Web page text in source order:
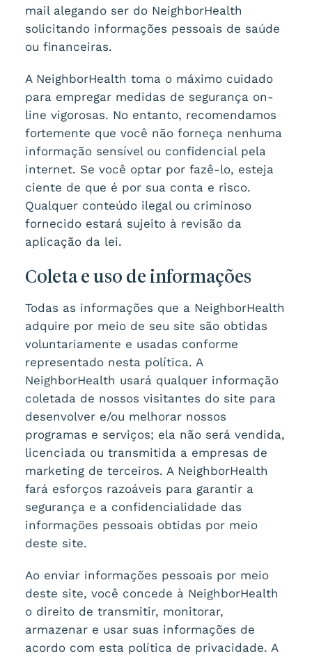
mail alegando ser do NeighborHealth
solicitando informações pessoais de saúde
ou financeiras.
A NeighborHealth toma o máximo cuidado
para empregar medidas de segurança on-
line vigorosas. No entanto, recomendamos
fortemente que você não forneça nenhuma
informação sensível ou confidencial pela
internet. Se você optar por fazê-lo, esteja
ciente de que é por sua conta e risco.
Qualquer conteúdo ilegal ou criminoso
fornecido estará sujeito à revisão da
aplicação da lei.
Coleta e uso de informações
Todas as informações que a NeighborHealth
adquire por meio de seu site são obtidas
voluntariamente e usadas conforme
representado nesta política. A
NeighborHealth usará qualquer informação
coletada de nossos visitantes do site para
desenvolver e/ou melhorar nossos
programas e serviços; ela não será vendida,
licenciada ou transmitida a empresas de
marketing de terceiros. A NeighborHealth
fará esforços razoáveis para garantir a
segurança e a confidencialidade das
informações pessoais obtidas por meio
deste site.
Ao enviar informações pessoais por meio
deste site, você concede à NeighborHealth
o direito de transmitir, monitorar,
armazenar e usar suas informações de
acordo com esta política de privacidade. A